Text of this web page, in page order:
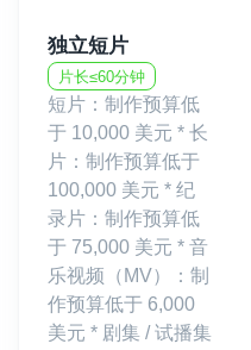
独立短片
片长≤60分钟
短片：制作预算低
于 10,000 美元 * 长
片：制作预算低于
100,000 美元 * 纪
录片：制作预算低
于 75,000 美元 * 音
乐视频（MV）：制
作预算低于 6,000
美元 * 剧集 / 试播集